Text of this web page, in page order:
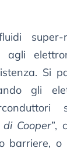
agli
Si
gli
Cooper”,
barriere, o